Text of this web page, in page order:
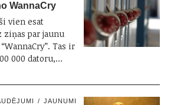
WannaCry
vien esat
ziņas par jaunu
Tas ir
000 datoru,…
JAUNUMI